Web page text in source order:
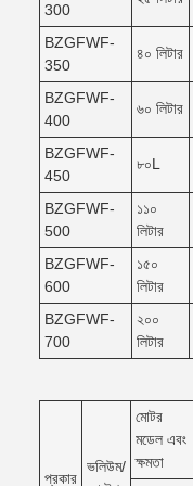
300
BZGFWF-
350
৪০ লিটার
BZGFWF-
400
৬০ লিটার
BZGFWF-
450
৮০L
BZGFWF-
500
১১০
লিটার
BZGFWF-
600
১৫০
লিটার
BZGFWF-
700
২০০
লিটার
প্রকার
ভলিউম/
মোটর
মডেল এবং
ক্ষমতা